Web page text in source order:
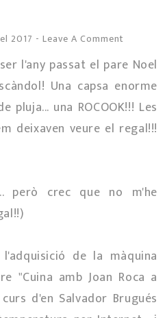
2017 - Leave A Comment
l'any passat el pare Noel
Una capsa enorme
una ROCOOK!!! Les
deixaven veure el regal!!!
però crec que no m'he
de la màquina
"Cuina amb Joan Roca a
d'en Salvador Brugués